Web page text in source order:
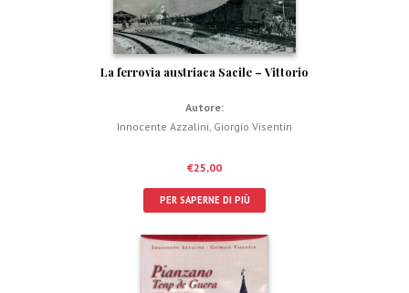
La ferrovia austriaca Sacile – Vittorio
Autore:
Innocente Azzalini Giorgio Visentin
€25,00
PER SAPERNE DI PIÙ